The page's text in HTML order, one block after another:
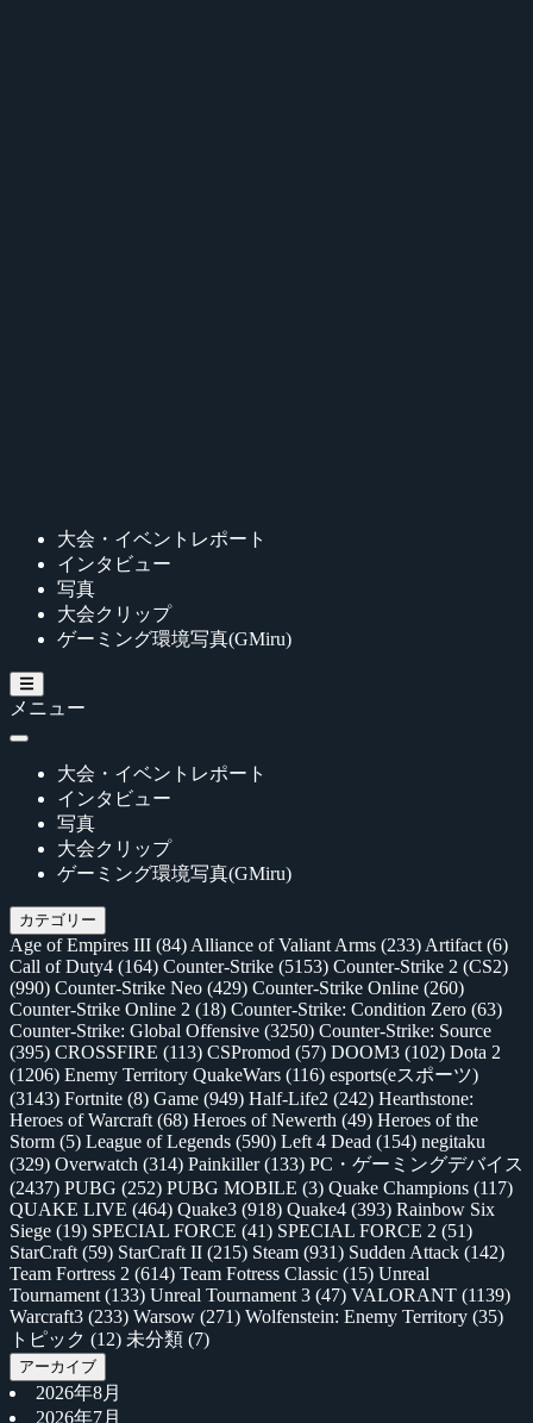
大会・イベントレポート
インタビュー
写真
大会クリップ
ゲーミング環境写真(GMiru)
メニュー
大会・イベントレポート
インタビュー
写真
大会クリップ
ゲーミング環境写真(GMiru)
カテゴリー
Age of Empires III (84) Alliance of Valiant Arms (233) Artifact (6)
Call of Duty4 (164) Counter-Strike (5153) Counter-Strike 2 (CS2)
(990) Counter-Strike Neo (429) Counter-Strike Online (260)
Counter-Strike Online 2 (18) Counter-Strike: Condition Zero (63)
Counter-Strike: Global Offensive (3250) Counter-Strike: Source
(395) CROSSFIRE (113) CSPromod (57) DOOM3 (102) Dota 2
(1206) Enemy Territory QuakeWars (116) esports(eスポーツ)
(3143) Fortnite (8) Game (949) Half-Life2 (242) Hearthstone:
Heroes of Warcraft (68) Heroes of Newerth (49) Heroes of the
Storm (5) League of Legends (590) Left 4 Dead (154) negitaku
(329) Overwatch (314) Painkiller(133) PC・ゲーミングデバイス
(2437) PUBG (252) PUBG MOBILE (3) Quake Champions (117)
QUAKE LIVE (464) Quake3 (918) Quake4 (393) Rainbow Six
Siege (19) SPECIAL FORCE (41) SPECIAL FORCE 2 (51)
StarCraft (59) StarCraft II (215) Steam (931) Sudden Attack (142)
Team Fortress 2 (614) Team Fotress Classic (15) Unreal
Tournament (133) Unreal Tournament 3 (47) VALORANT (1139)
Warcraft3 (233) Warsow (271) Wolfenstein: Enemy Territory (35)
トピック (12) 未分類 (7)
アーカイブ
2026年8月
2026年7月